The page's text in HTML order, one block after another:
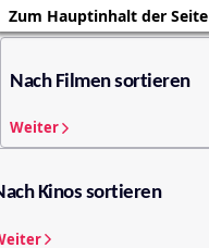
Zum Hauptinhalt der Seite
Nach Filmen sortieren
Weiter
Kinos sortieren